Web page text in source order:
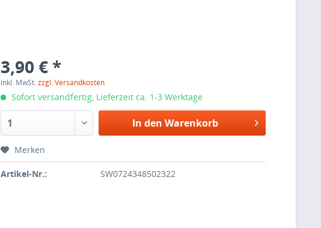
3,90 € *
inkl. MwSt.zzgl. Versandkosten
Sofort versandfertig, Lieferzeit ca. 1-3 Werktage
In den Warenkorb
Merken
Artikel-Nr.: SW0724348502322